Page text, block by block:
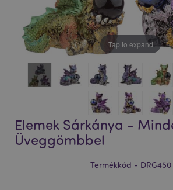
Tap to expand
Elemek Sárkánya -
Üveggömbbel
Termékkód - DRG450